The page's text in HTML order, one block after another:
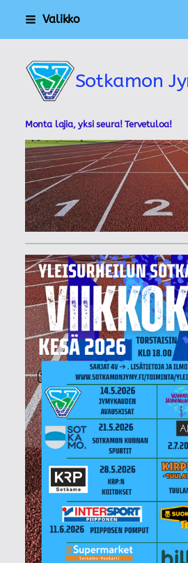
Siirry
Valikko
Sotkamon
Monta lajia, yksi seura! Tervetuloa!